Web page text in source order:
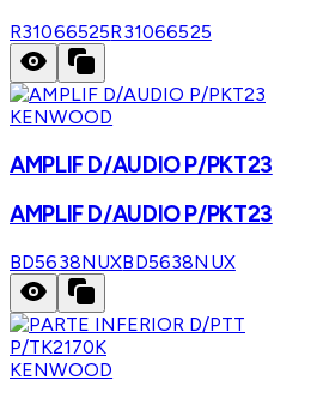
R31066525R31066525
KENWOOD
AMPLIF D/AUDIO P/PKT23
AMPLIF D/AUDIO P/PKT23
BD5638NUXBD5638NUX
KENWOOD